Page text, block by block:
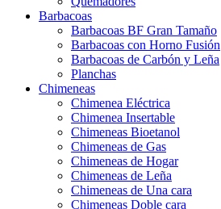
Barbacoas
Barbacoas BF Gran Tamaño
Barbacoas con Horno Fusión
Barbacoas de Carbón y Leña
Planchas
Chimeneas
Chimenea Eléctrica
Chimenea Insertable
Chimeneas Bioetanol
Chimeneas de Gas
Chimeneas de Hogar
Chimeneas de Leña
Chimeneas de Una cara
Chimeneas Doble cara